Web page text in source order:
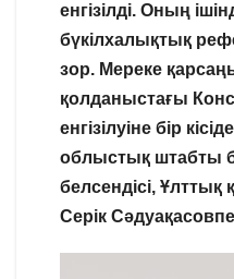
енгізілді. Оның
бүкілхалықтық
зор. Мереке
қолданыстағы
енгізілуіне бір
облыстық штабты
белсендісі,
Серік